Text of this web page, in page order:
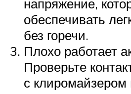
напряжение,
обеспечивать
без горечи.
Плохо работает
Проверьте
с